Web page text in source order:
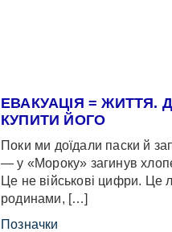
ЕВАКУАЦІЯ = ЖИТТЯ.
КУПИТИ ЙОГО
Поки ми доїдали паски й
— у «Мороку» загинув
Це не військові цифри. Це
родинами, […]
Позначки